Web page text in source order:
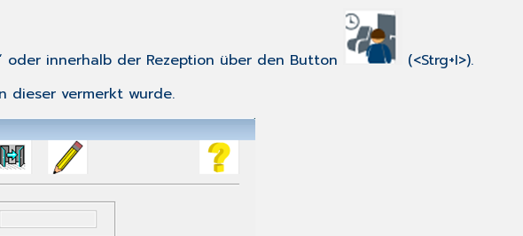
innerhalb der Rezeption über den Button
(<Strg+I>).
dieser vermerkt wurde.